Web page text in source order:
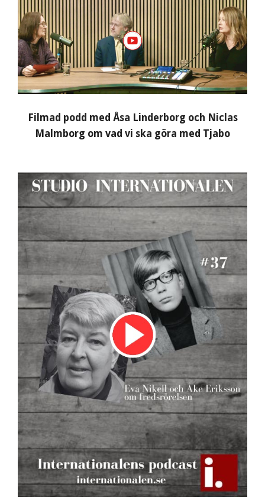
Filmad podd med Åsa Linderborg och Niclas
Malmborg om vad vi ska göra med Tjabo